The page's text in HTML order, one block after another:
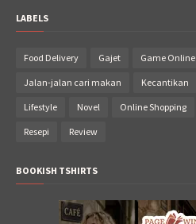
LABELS
Food Delivery Gajet Game Online
Jalan-jalan cari makan Kecantikan
Lifestyle Novel Online Shopping
Resepi Review
BOOKISH TSHIRTS